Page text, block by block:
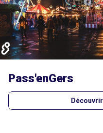
Pass'enGers
Découvrir